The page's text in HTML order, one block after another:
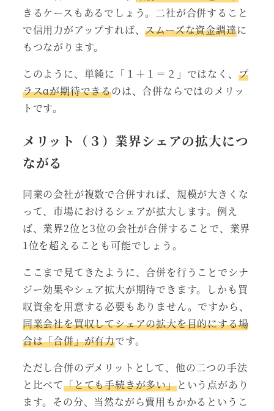
きるケースもあるでしょう。二社が合併すること
で信用力がアップすれば、スムーズな資金調達に
もつながります。
このように、単純に「１＋１＝２」ではなく、 プ
ラスαが期待できるのは、合併ならではのメリッ
トです。
メリット（３）業界シェアの拡大につ
ながる
同業の会社が複数で合併すれば、規模が大きくな
って、市場におけるシェアが拡大します。例え
ば、業界2位と3位の会社が合併することで、業界
1位を超えることも可能でしょう。
ここまで見てきたように、合併を行うことでシナ
ジー効果やシェア拡大が期待できます。しかも買
収資金を用意する必要もありません。ですから、
同業会社を買収してシェアの拡大を目的にする場
合は「合併」が有力です。
ただし合併のデメリットとして、他の二つの手法
と比べて「とても手続きが多い」という点があり
ます。その分、当然ながら費用もかかるというこ